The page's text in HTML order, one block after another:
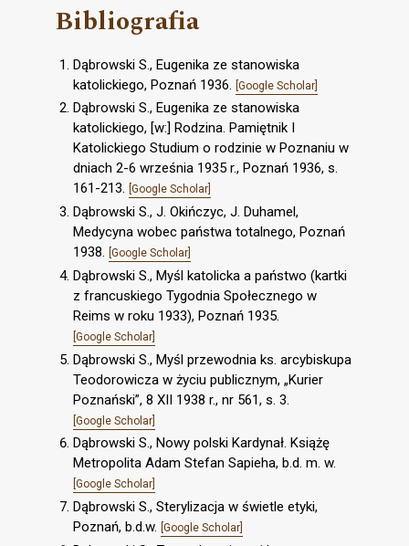
Bibliografia
Dąbrowski S., Eugenika ze stanowiska
katolickiego, Poznań 1936.
[Google Scholar]
Dąbrowski S., Eugenika ze stanowiska
katolickiego, [w:] Rodzina. Pamiętnik I
Katolickiego Studium o rodzinie w Poznaniu w
dniach 2-6 września 1935 r., Poznań 1936, s.
161-213. [Google Scholar]
Dąbrowski S., J. Okińczyc, J. Duhamel,
Medycyna wobec państwa totalnego, Poznań
1938. [Google Scholar]
Dąbrowski S., Myśl katolicka a państwo (kartki
z francuskiego Tygodnia Społecznego w
Reims w roku 1933), Poznań 1935.
[Google Scholar]
Dąbrowski S., Myśl przewodnia ks. arcybiskupa
Teodorowicza w życiu publicznym, „Kurier
Poznański”, 8 XII 1938 r., nr 561, s. 3.
[Google Scholar]
Dąbrowski S., Nowy polski Kardynał. Książę
Metropolita Adam Stefan Sapieha, b.d. m. w.
[Google Scholar]
Dąbrowski S., Sterylizacja w świetle etyki,
Poznań, b.d.w. [Google Scholar]